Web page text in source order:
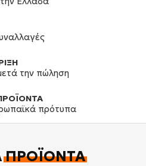
την πώληση
πρότυπα
ΠΡΟΪΌΝΤΑ